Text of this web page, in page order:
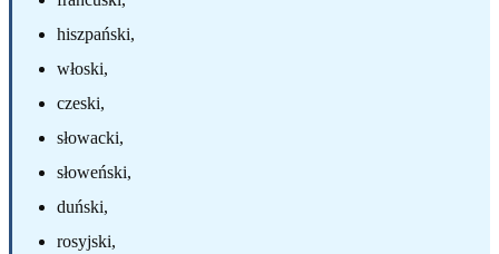
hiszpański,
włoski,
czeski,
słowacki,
słoweński,
duński,
rosyjski,